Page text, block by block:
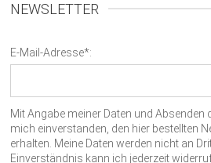
NEWSLETTER
E-Mail-Adresse*:
Mit Angabe meiner Daten und Absenden
mich einverstanden, den hier bestellten
erhalten. Meine Daten werden nicht an
Einverständnis kann ich jederzeit